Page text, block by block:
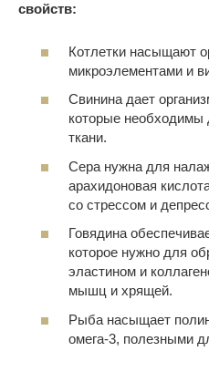
свойств:
Котлетки насыщают
микроэлементами и
Свинина дает
которые
ткани.
Сера нужна для
арахидоновая
со стрессом и
Говядина
которое нужно для
эластином и
мышц и хрящей.
Рыба насыщает
омега-3, полезными